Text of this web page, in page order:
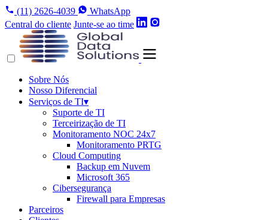
(11) 2626-4039
WhatsApp
Central do cliente Junte-se ao time
Sobre Nós
Nosso Diferencial
Serviços de TI▾
Suporte de TI
Terceirização de TI
Monitoramento NOC 24x7
Monitoramento PRTG
Cloud Computing
Backup em Nuvem
Microsoft 365
Cibersegurança
Firewall para Empresas
Parceiros